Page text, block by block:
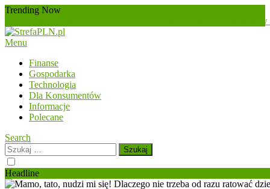
Skip
Content
Trending Now
zarabianie
Menu
Finanse
Gospodarka
Technologia
Dla Konsumentów
Informacje
Polecane
Search
Szukaj:
Headline